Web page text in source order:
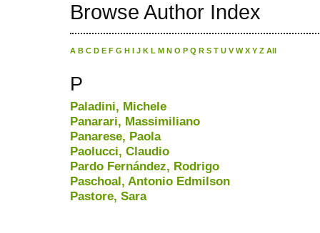
Browse Author Index
A B C D E F G H I J K L M N O P Q R S T U V W X Y Z All
P
Paladini, Michele
Panarari, Massimiliano
Panarese, Paola
Paolucci, Claudio
Pardo Fernández, Rodrigo
Paschoal, Antonio Edmilson
Pastore, Sara